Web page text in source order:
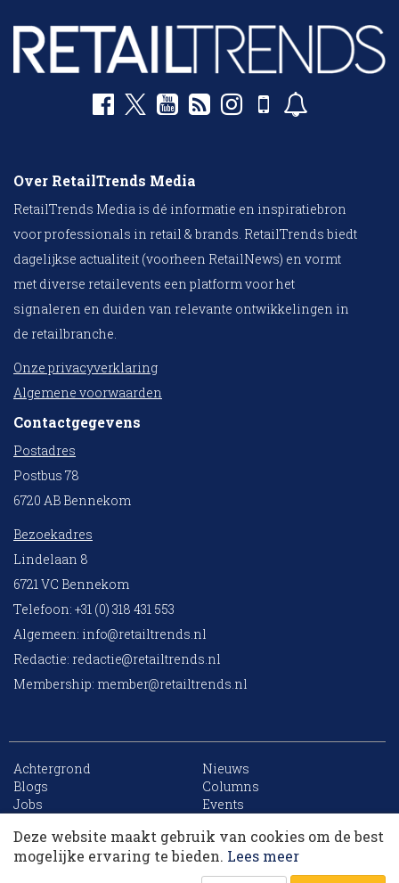
Over RetailTrends Media
RetailTrends Media is dé informatie en inspiratiebron
voor professionals in retail & brands. RetailTrends biedt
dagelijkse actualiteit (voorheen RetailNews) en vormt
met diverse retailevents een platform voor het
signaleren en duiden van relevante ontwikkelingen in
de retailbranche.
Onze privacyverklaring
Algemene voorwaarden
Contactgegevens
Postadres
Postbus 78
6720 AB Bennekom
Bezoekadres
Lindelaan 8
6721 VC Bennekom
Telefoon: +31 (0) 318 431 553
Algemeen: info@retailtrends.nl
Redactie: redactie@retailtrends.nl
Membership: member@retailtrends.nl
Achtergrond
Nieuws
Blogs
Columns
Jobs
Events
Archief
Sitemap
Deze website maakt gebruik van cookies om de best
mogelijke ervaring te bieden. Lees meer
10 collega’s
Korting op events